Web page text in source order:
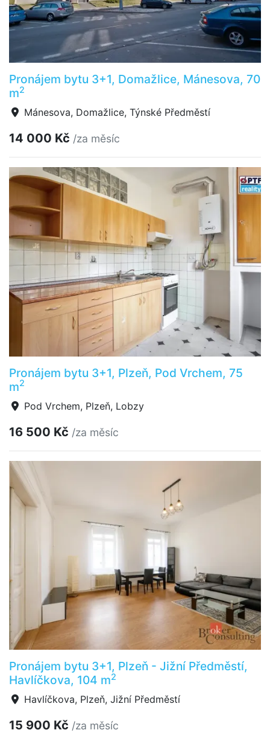
Pronájem bytu 3+1, Domažlice, Mánesova, 70
m2
Mánesova, Domažlice, Týnské Předměstí
14 000 Kč /za měsíc
Pronájem bytu 3+1, Plzeň, Pod Vrchem, 75
m2
Pod Vrchem, Plzeň, Lobzy
16 500 Kč /za měsíc
Pronájem bytu 3+1, Plzeň - Jižní Předměstí,
Havlíčkova, 104 m2
Havlíčkova, Plzeň, Jižní Předměstí
15 900 Kč /za měsíc